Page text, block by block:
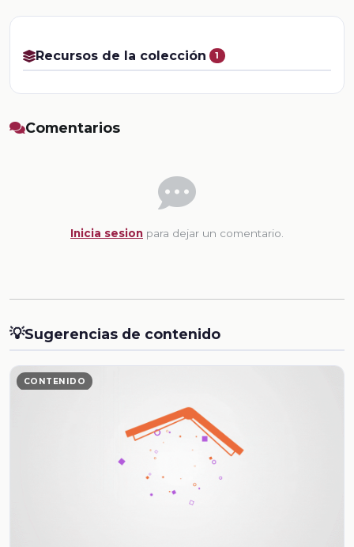
Recursos de la colección 1
Comentarios
Inicia sesion para dejar un comentario.
💡Sugerencias de contenido
CONTENIDO